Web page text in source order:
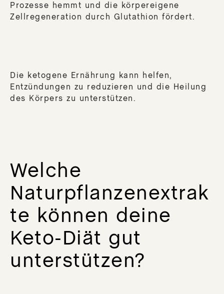
Prozesse hemmt und die körpereigene
Zellregeneration durch Glutathion fördert.
Die ketogene Ernährung kann helfen,
Entzündungen zu reduzieren und die Heilung
des Körpers zu unterstützen.
Welche
Naturpflanzenextrak
te können deine
Keto-Diät gut
unterstützen?